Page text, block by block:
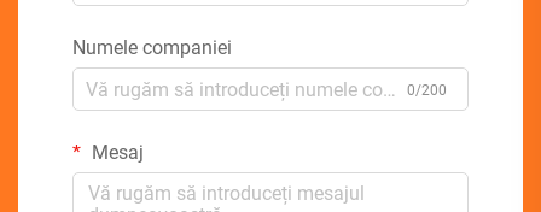
Numele companiei
0/200
Mesaj